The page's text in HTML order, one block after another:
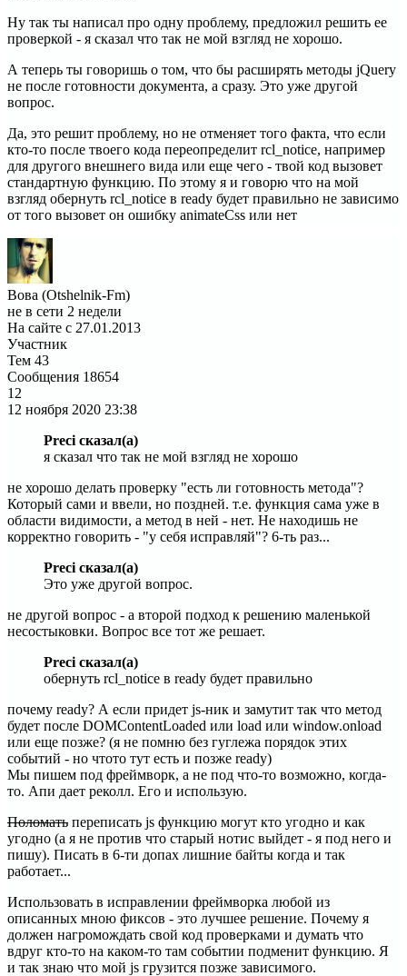
Ну так ты написал про одну проблему, предложил решить ее
проверкой - я сказал что так не мой взгляд не хорошо.
А теперь ты говоришь о том, что бы расширять методы jQuery
не после готовности документа, а сразу. Это уже другой
вопрос.
Да, это решит проблему, но не отменяет того факта, что если
кто-то после твоего кода переопределит rcl_notice, например
для другого внешнего вида или еще чего - твой код вызовет
стандартную функцию. По этому я и говорю что на мой
взгляд обернуть rcl_notice в ready будет правильно не зависимо
от того вызовет он ошибку animateCss или нет
Вова (Otshelnik-Fm)
не в сети 2 недели
На сайте с 27.01.2013
Участник
Тем 43
Сообщения 18654
12
12 ноября 2020 23:38
Preci сказал(а)
я сказал что так не мой взгляд не хорошо
не хорошо делать проверку "есть ли готовность метода"?
Который сами и ввели, но поздней. т.е. функция сама уже в
области видимости, а метод в ней - нет. Не находишь не
корректно говорить - "у себя исправляй"? 6-ть раз...
Preci сказал(а)
Это уже другой вопрос.
не другой вопрос - а второй подход к решению маленькой
несостыковки. Вопрос все тот же решает.
Preci сказал(а)
обернуть rcl_notice в ready будет правильно
почему ready? А если придет js-ник и замутит так что метод
будет после DOMContentLoaded или load или window.onload
или еще позже? (я не помню без гуглежа порядок этих
событий - но чтото тут есть и позже ready)
Мы пишем под фреймворк, а не под что-то возможно, когда-
то. Апи дает реколл. Его и использую.
Поломать переписать js функцию могут кто угодно и как
угодно (а я не против что старый нотис выйдет - я под него и
пишу). Писать в 6-ти допах лишние байты когда и так
работает...
Использовать в исправлении фреймворка любой из
описанных мною фиксов - это лучшее решение. Почему я
должен нагромождать свой код проверками и думать что
вдруг кто-то на каком-то там событии подменит функцию. Я
и так знаю что мой js грузится позже зависимого.